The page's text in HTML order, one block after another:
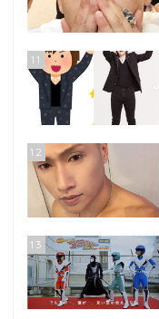
11
12
13